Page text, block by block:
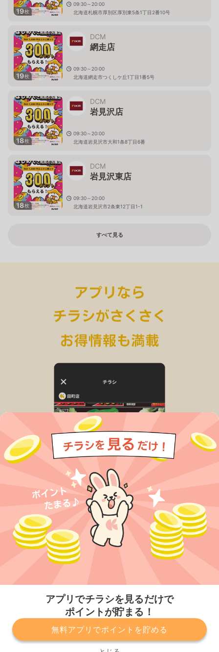
アプリでチラシを見るだけで
ポイントが貯まる！
無料アプリでポイントを貯める
19枚
09:30～20:00
北海道札幌市厚別区厚別東5条1丁目2番10号
19枚
DCM
網走店
09:30～20:00
北海道網走市つくしケ丘1丁目1番5号
18枚
DCM
岩見沢店
09:30～20:00
北海道岩見沢市大和1条8丁目6番
18枚
DCM
岩見沢東店
09:30～20:00
北海道岩見沢市2条東12丁目1-1
すべて見る
プライバシーポリシー 利用規約
運営会社
サービスに関してのお問い合わせ